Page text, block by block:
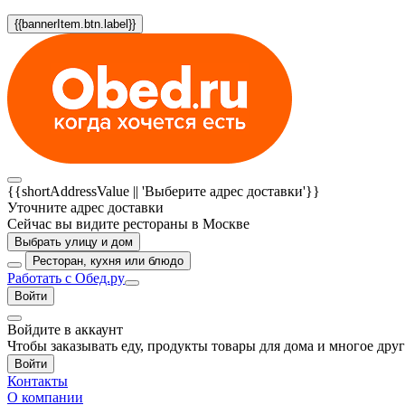
{{bannerItem.btn.label}}
{{shortAddressValue || 'Выберите адрес доставки'}}
Уточните адрес доставки
Сейчас вы видите рестораны в Москве
Выбрать улицу и дом
Ресторан, кухня или блюдо
Работать с Обед.ру
Войти
Войдите в аккаунт
Чтобы заказывать еду, продукты товары для дома и многое
Войти
Контакты
О компании